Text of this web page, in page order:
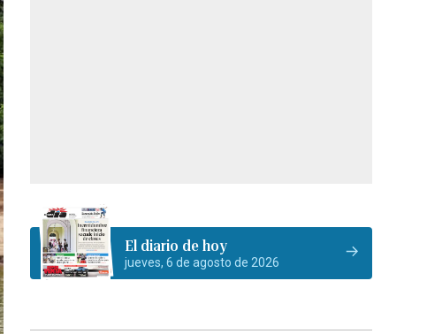
El diario de hoy
jueves, 6 de agosto de 2026